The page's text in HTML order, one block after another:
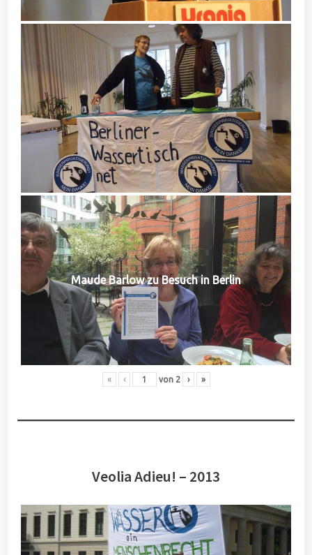
Maude Barlow zu Besuch in Berlin
« ‹ von 2 › »
Veolia Adieu! – 2013